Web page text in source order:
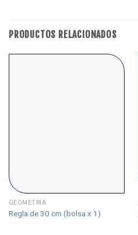
PRODUCTOS RELACIONADOS
GEOMETRÍA
Regla de 30 cm (bolsa x 1)